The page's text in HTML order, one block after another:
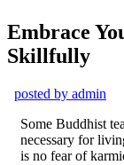
Embrace
Skillfully
posted by admin
Some Buddhist
necessary for
is no fear of